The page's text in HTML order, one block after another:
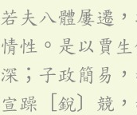
若夫八體屢遷
情性。是以賈
深；子政簡易
宣躁［銳〕競